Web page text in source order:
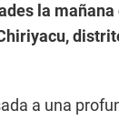
la mañana
a una